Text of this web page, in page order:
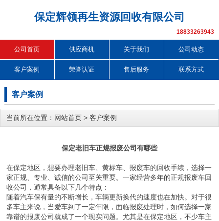
保定辉领再生资源回收有限公司
18833263943
公司首页 供应商机 关于我们 公司动态
客户案例 荣誉认证 售后服务 联系方式
客户案例
当前所在位置： 网站首页 > 客户案例
保定老旧车正规报废公司有哪些
在保定地区，想要办理老旧车、黄标车、报废车的回收手续，选择一
家正规、专业、诚信的公司至关重要。一家经营多年的正规报废车回
收公司，通常具备以下几个特点：
随着汽车保有量的不断增长，车辆更新换代的速度也在加快。对于很
多车主来说，当爱车到了一定年限，面临报废处理时，如何选择一家
靠谱的报废公司就成了一个现实问题。尤其是在保定地区，不少车主